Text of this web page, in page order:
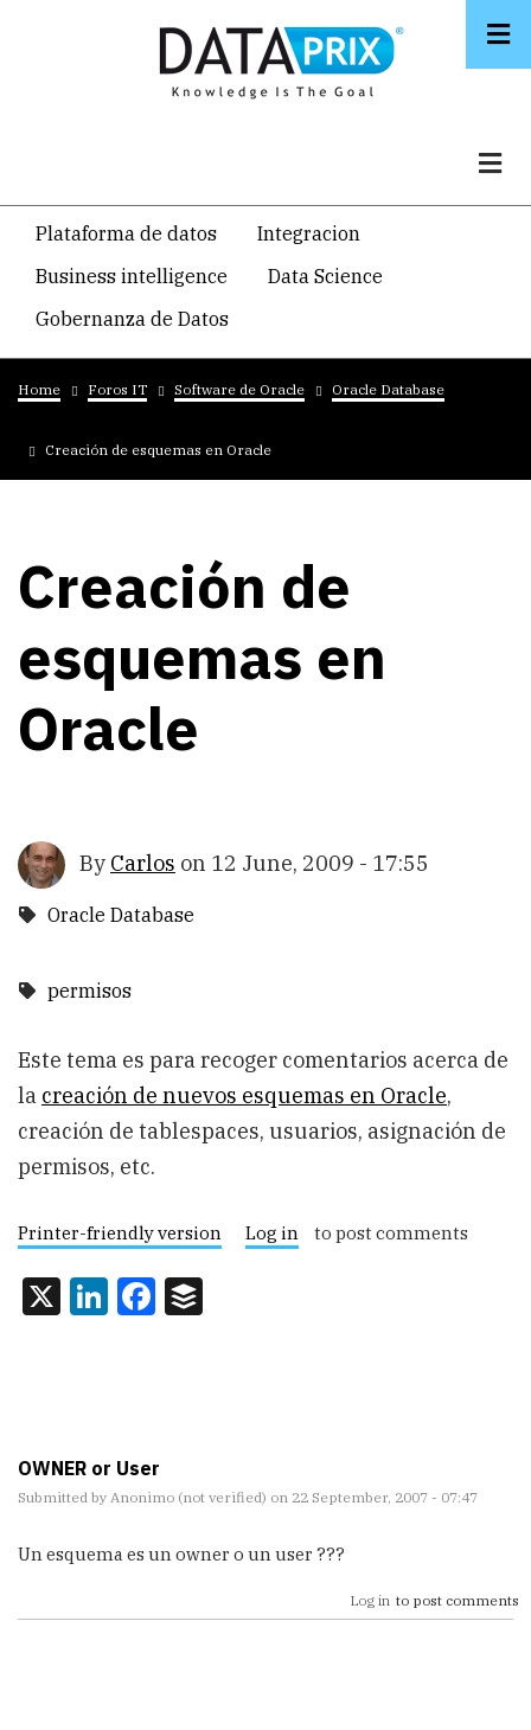
Navegacion
temática
principal
Plataforma de datos
Integracion
Business intelligence
Data Science
Gobernanza de Datos
Breadcrumb
Home Foros IT Software de Oracle Oracle Database
Creación de esquemas en Oracle
Creación de
esquemas en
Oracle
By Carlos on 12 June, 2009 - 17:55
Oracle Database
permisos
Este tema es para recoger comentarios acerca de
la creación de nuevos esquemas en Oracle,
creación de tablespaces, usuarios, asignación de
permisos, etc.
Printer-friendly version Log in to post comments
X LinkedIn
Facebook
OWNER or User
Submitted by Anonimo (not verified) on 22 September, 2007 - 07:47
Un esquema es un owner o un user ???
Log in to post comments